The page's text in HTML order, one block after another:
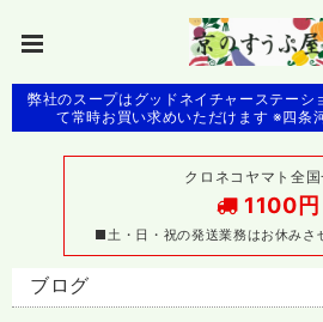
弊社のスープはグッドネイチャーステー
て常時お買い求めいただけます ※四条
クロネコヤマト全
1100円
■土・日・祝の発送業務はお休みさ
ブログ